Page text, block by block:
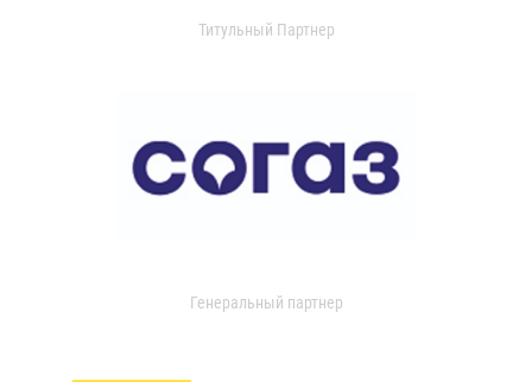
Титульный Партнер
Генеральный партнер